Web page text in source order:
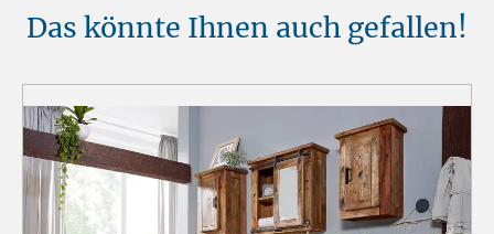
Das könnte Ihnen auch gefallen!